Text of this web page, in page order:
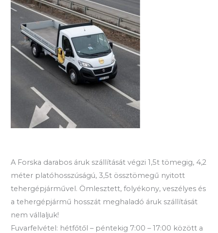
A Forska darabos áruk szállítását végzi 1,5t tömegig, 4,2
méter platóhosszúságú, 3,5t össztömegű nyitott
tehergépjárművel. Ömlesztett, folyékony, veszélyes és
a tehergépjármű hosszát meghaladó áruk szállítását
nem vállaljuk!
Fuvarfelvétel: hétfőtől – péntekig 7:00 – 17:00 között a